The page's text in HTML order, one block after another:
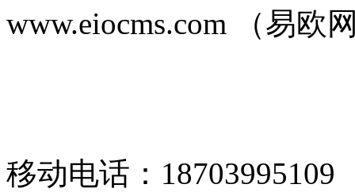
www.eiocms.com （易欧
移动电话：18703995109